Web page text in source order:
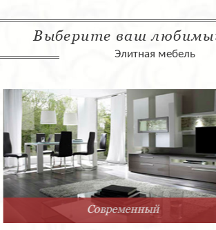
Выберите ваш
Элитная мебель
Арт-Деко